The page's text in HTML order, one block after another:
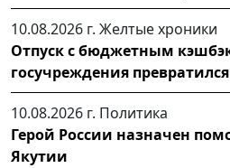
10.08.2026 г. Желтые хроники
Отпуск с бюджетным
госучреждения
10.08.2026 г. Политика
Герой России назначен
Якутии